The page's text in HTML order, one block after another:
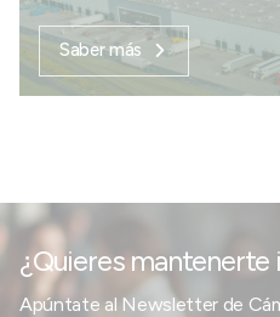
Saber más
¿Quieres
Apúntate al Newsletter de